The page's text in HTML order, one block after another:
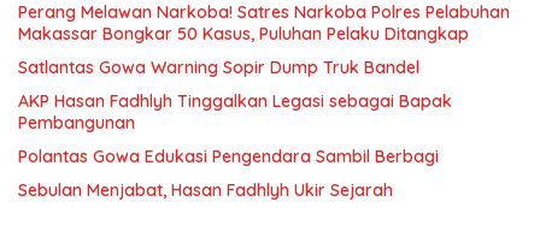
Perang Melawan Narkoba! Satres Narkoba Polres Pelabuhan
Makassar Bongkar 50 Kasus, Puluhan Pelaku Ditangkap
Satlantas Gowa Warning Sopir Dump Truk Bandel
AKP Hasan Fadhlyh Tinggalkan Legasi sebagai Bapak
Pembangunan
Polantas Gowa Edukasi Pengendara Sambil Berbagi
Sebulan Menjabat, Hasan Fadhlyh Ukir Sejarah